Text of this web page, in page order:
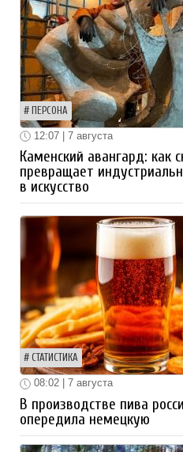
ПЕРСОНА
12:07 | 7 августа
Каменский авангард: как
превращает
в искусство
СТАТИСТИКА
08:02 | 7 августа
В производстве пива
опередила немецкую